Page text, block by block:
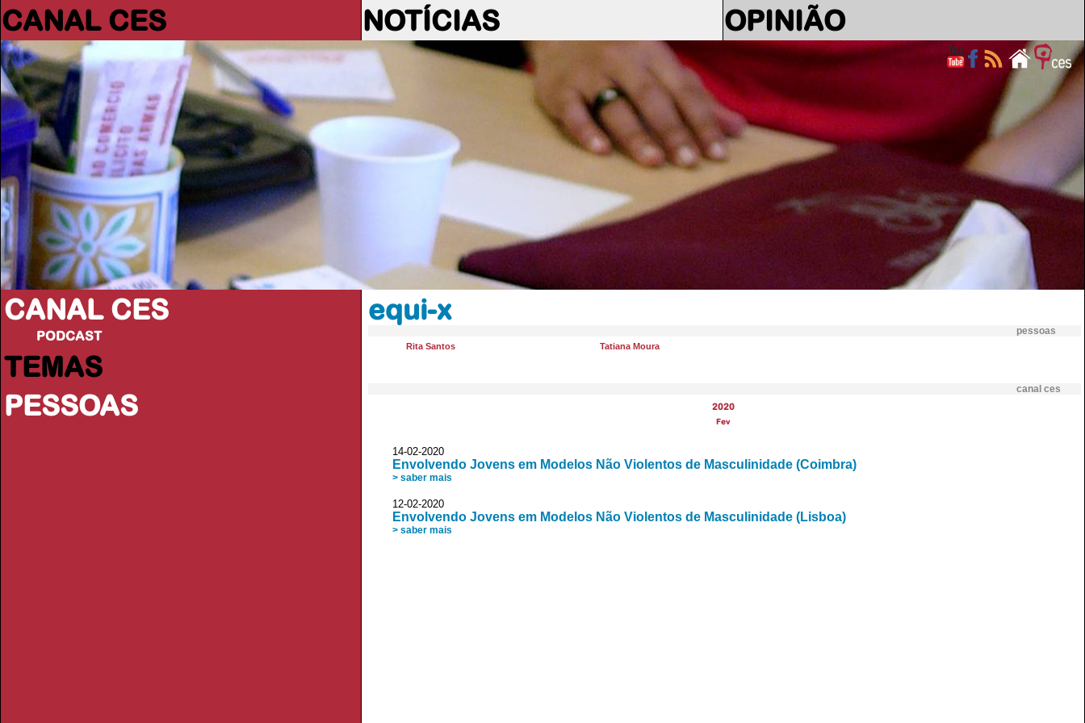
CANAL CES NOTÍCIAS OPINIÃO
CANAL CES
PODCAST
TEMAS
PESSOAS
equi-x
pessoas
Rita Santos Tatiana Moura
canal ces
2020
Fev
14-02-2020
Envolvendo Jovens em Modelos Não Violentos de Masculinidade (Coimbra)
> saber mais
12-02-2020
Envolvendo Jovens em Modelos Não Violentos de Masculinidade (Lisboa)
> saber mais